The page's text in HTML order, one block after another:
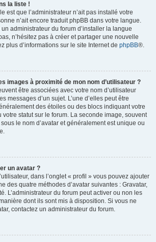
la liste !
est que l’administrateur n’ait pas installé votre
n’ait encore traduit phpBB dans votre langue.
administrateur du forum d’installer la langue
n’hésitez pas à créer et partager une nouvelle
plus d’informations sur le site Internet de phpBB®.
images à proximité de mon nom d’utilisateur ?
être associées avec votre nom d’utilisateur
messages d’un sujet. L’une d’elles peut être
des étoiles ou des blocs indiquant votre
statut sur le forum. La seconde image, souvent
le nom d’avatar et généralement est unique ou
un avatar ?
dans l’onglet « profil » vous pouvez ajouter
des quatre méthodes d’avatar suivantes : Gravatar,
L’administrateur du forum peut activer ou non les
dont ils sont mis à disposition. Si vous ne
contactez un administrateur du forum.